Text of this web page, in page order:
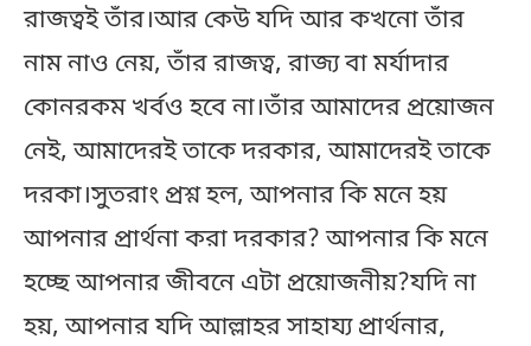
রাজত্বই তাঁর।আর কেউ যদি আর কখনো তাঁর
নাম নাও নেয়, তাঁর রাজত্ব, রাজ্য বা মর্যাদার
কোনরকম খর্বও হবে না।তাঁর আমাদের প্রয়োজন
নেই, আমাদেরই তাকে দরকার, আমাদেরই তাকে
দরকা।সুতরাং প্রশ্ন হল, আপনার কি মনে হয়
আপনার প্রার্থনা করা দরকার? আপনার কি মনে
হচ্ছে আপনার জীবনে এটা প্রয়োজনীয়?যদি না
হয়, আপনার যদি আল্লাহর সাহায্য প্রার্থনার,